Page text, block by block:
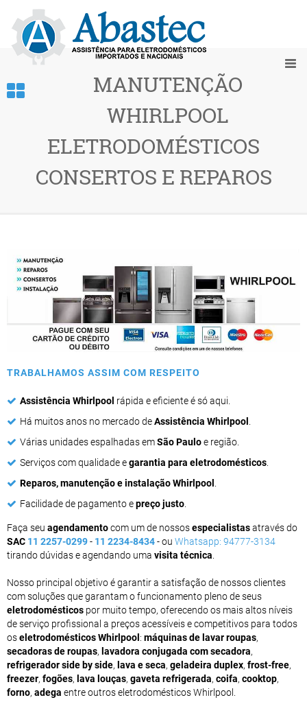
MANUTENÇÃO
WHIRLPOOL
ELETRODOMÉSTICOS
CONSERTOS E REPAROS
TRABALHAMOS ASSIM COM RESPEITO
Assistência Whirlpool rápida e eficiente é só aqui.
Há muitos anos no mercado deAssistência Whirlpool
Várias unidades espalhadas emSão Pauloe região.
Serviços com qualidade egarantia para eletrodomésticos
Reparos, manutenção e instalação Whirlpool
Facilidade de pagamento epreço justo
Faça seu agendamentocom um de nossosespecialistasatravés do
SAC 11 2257-0299- 11 2234-8434- ou Whatsapp: 94777-3134
tirando dúvidas e agendando uma visita técnica
Nosso principal objetivo é garantir a satisfação de nossos clientes
com soluções que garantam o funcionamento pleno de seus
eletrodomésticos por muito tempo, oferecendo os mais altos níveis
de serviço profissional a preços acessíveis e competitivos para todos
oseletrodomésticos Whirlpool : máquinas de lavar roupas,
secadoras de roupas, lavadora conjugada com secadora,
refrigerador side by side, lava e seca, geladeira duplex, frost-free,
freezer, fogões, lava louças, gaveta refrigerada, coifa, cooktop,
forno, adega entre outros eletrodomésticos Whirlpool.